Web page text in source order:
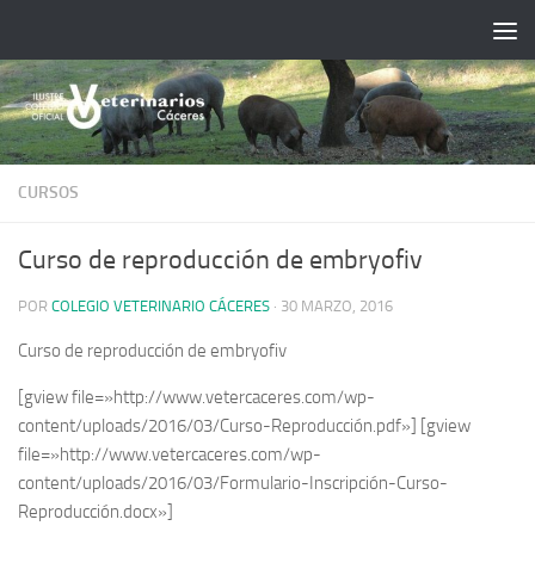
CURSOS
Curso de reproducción de embryofiv
POR COLEGIO VETERINARIO CÁCERES · 30 MARZO, 2016
Curso de reproducción de embryofiv
[gview file=»http://www.vetercaceres.com/wp-
content/uploads/2016/03/Curso-Reproducción.pdf»] [gview
file=»http://www.vetercaceres.com/wp-
content/uploads/2016/03/Formulario-Inscripción-Curso-
Reproducción.docx»]